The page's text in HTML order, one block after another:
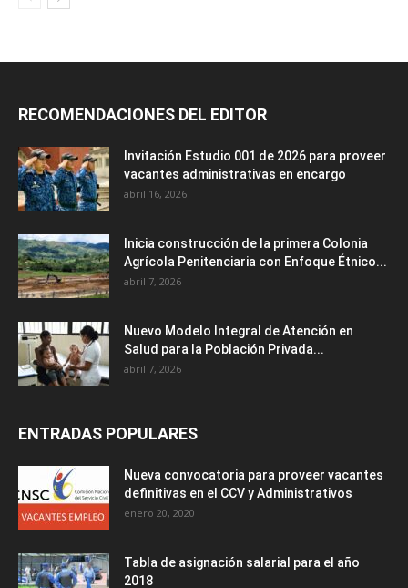
RECOMENDACIONES DEL EDITOR
Invitación Estudio 001 de 2026 para proveer
vacantes administrativas en encargo
abril 16, 2026
Inicia construcción de la primera Colonia
Agrícola Penitenciaria con Enfoque Étnico...
abril 7, 2026
Nuevo Modelo Integral de Atención en
Salud para la Población Privada...
abril 7, 2026
ENTRADAS POPULARES
Nueva convocatoria para proveer vacantes
definitivas en el CCV y Administrativos
enero 20, 2020
Tabla de asignación salarial para el año
2018